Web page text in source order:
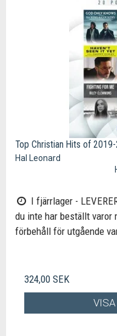
Top Christian Hits of
Hal Leonard
I fjärrlager -
du inte har beställt varor
förbehåll för utgående
324,00 SEK